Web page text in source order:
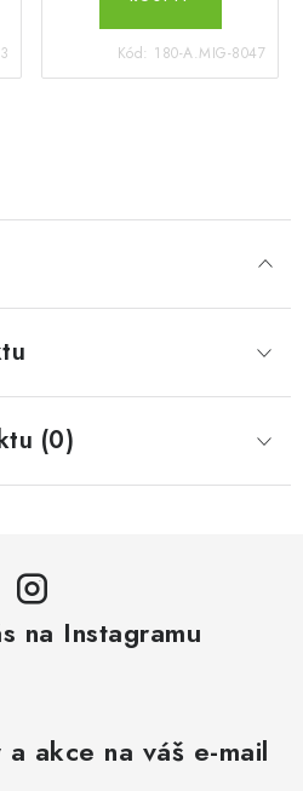
Kód: 180-A.MIG-8047
(0)
na Instagramu
akce na váš e-mail